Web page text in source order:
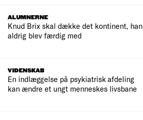
ALUMNERNE
Knud Brix skal dække det kontinent, han
aldrig blev færdig med
VIDENSKAB
En indlæggelse på psykiatrisk afdeling
kan ændre et ungt menneskes livsbane